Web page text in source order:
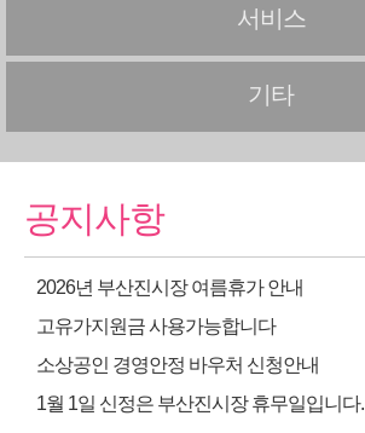
서비스
기타
공지사항
2026년 부산진시장 여름휴가 안내
고유가지원금 사용가능합니다
소상공인 경영안정 바우처 신청안내
1월 1일 신정은 부산진시장 휴무일입니다.